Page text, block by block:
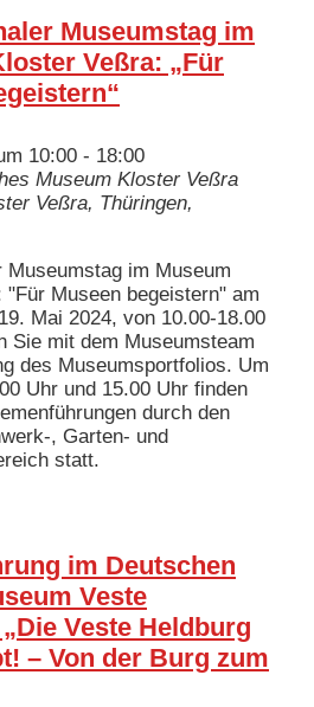
Museumstag im
Veßra: „Für
10:00 - 18:00
Museum Kloster Veßra
Veßra, Thüringen,
Museumstag im Museum
"Für Museen begeistern" am
Mai 2024, von 10.00-18.00
Sie mit dem Museumsteam
des Museumsportfolios. Um
Uhr und 15.00 Uhr finden
durch den
, Garten- und
statt.
im Deutschen
Veste
Veste Heldburg
– Von der Burg zum